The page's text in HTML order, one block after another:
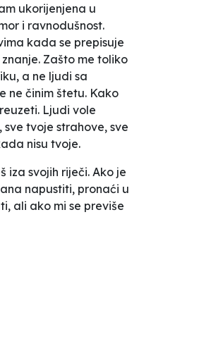
ukorijenjena u
i ravnodušnost.
kada se prepisuje
Zašto me toliko
a ne ljudi sa
ne činim štetu. Kako
Ljudi vole
tvoje strahove, sve
nisu tvoje.
iza svojih riječi. Ako je
napustiti, pronaći u
ali ako mi se previše